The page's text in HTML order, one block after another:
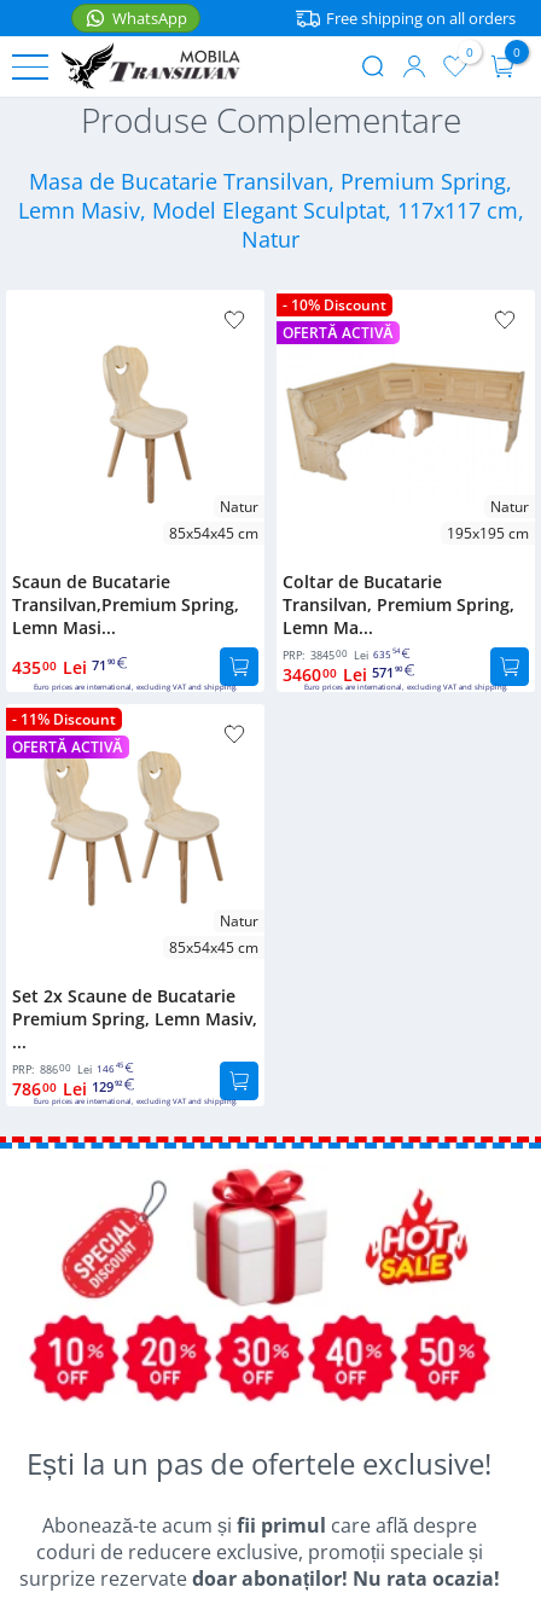
content
WhatsApp Free shipping on all orders
User
account
0 0
Produse Complementare
Masa de Bucatarie Transilvan, Premium Spring,
Lemn Masiv, Model Elegant Sculptat, 117x117 cm,
Natur
Natur
85x54x45 cm
Scaun de Bucatarie
Transilvan,Premium Spring,
Lemn Masi...
43500 Lei 71 90
Euro prices are international, excluding VAT and shipping.
- 10% Discount
OFERTĂ ACTIVĂ
Natur
195x195 cm
Coltar de Bucatarie
Transilvan, Premium Spring,
Lemn Ma...
PRP: 384500 Lei 635 54
346000 Lei 571 90
Euro prices are international, excluding VAT and shipping.
- 11% Discount
OFERTĂ ACTIVĂ
Natur
85x54x45 cm
Set 2x Scaune de Bucatarie
Premium Spring, Lemn Masiv,
...
PRP: 88600 Lei 14645
78600 Lei 12992
Euro prices are international, excluding VAT and shipping.
Single
Beds
FURNITURE
Seating
Under
Bed
Boxes
Shoes
Shelves
Outdoor
Furniture
Kids
Furniture
Wardrobes
Bookcases
Sideboards
Mattresses
Bedding
Mirrors
Furniture
accessories
Bed
accessories
Fitness
Accessories
Coat
hooks
pillar
WhatsApp
Ești la un pas de ofertele exclusive!
Abonează-te acum și fii primul care află despre
coduri de reducere exclusive, promoții speciale și
surprize rezervatedoar abonaților! Nu rata ocazia!